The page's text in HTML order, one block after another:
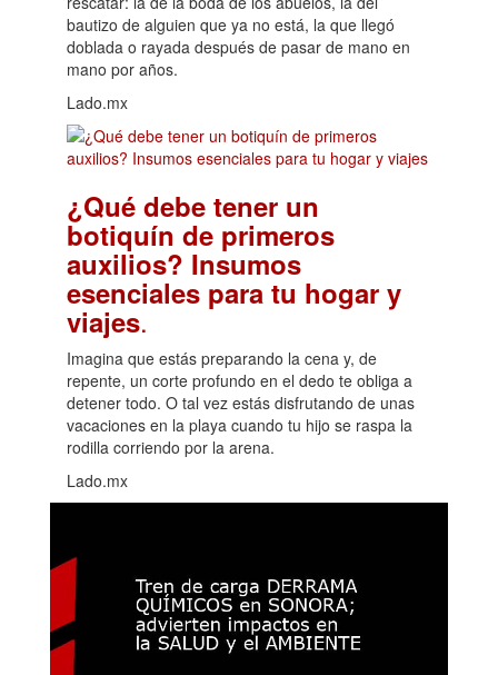
bautizo de alguien que ya no está, la que llegó
doblada o rayada después de pasar de mano en
mano por años.
Lado.mx
¿Qué debe tener un
botiquín de primeros
auxilios? Insumos
esenciales para tu hogar y
viajes.
Imagina que estás preparando la cena y, de
repente, un corte profundo en el dedo te obliga a
detener todo. O tal vez estás disfrutando de unas
vacaciones en la playa cuando tu hijo se raspa la
rodilla corriendo por la arena.
Lado.mx